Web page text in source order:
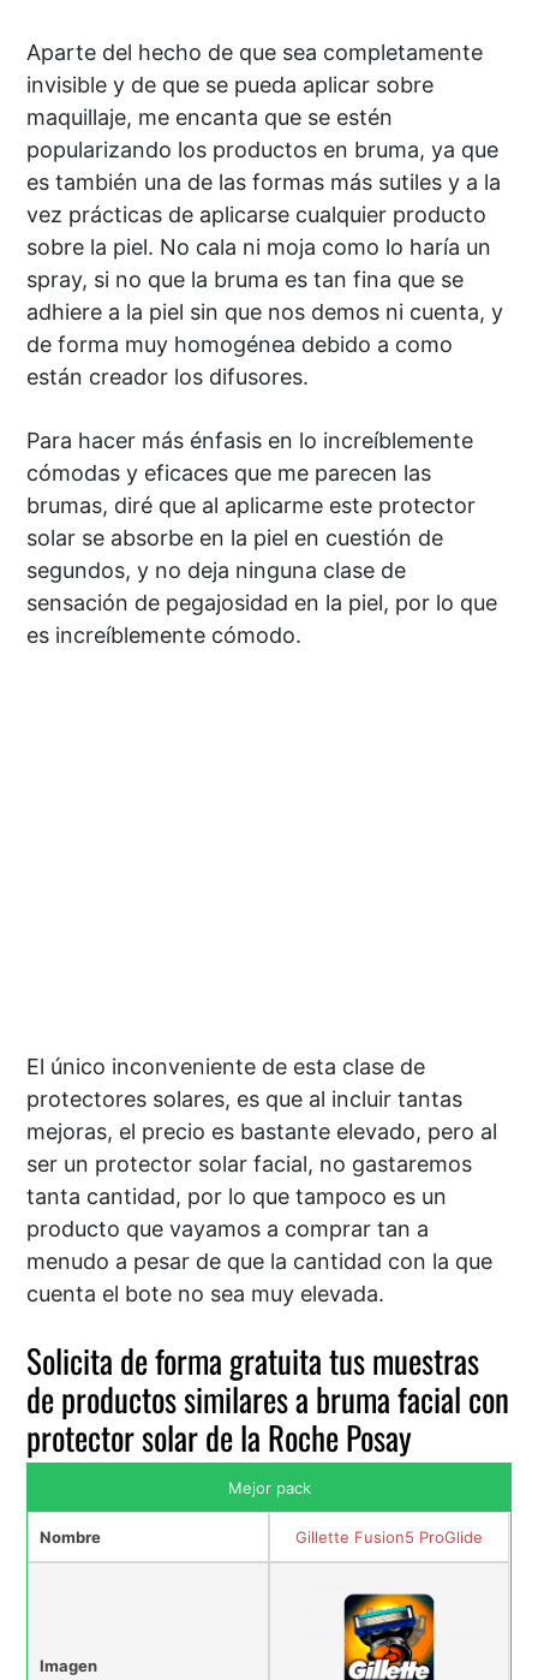
Aparte del hecho de que sea completamente
invisible y de que se pueda aplicar sobre
maquillaje, me encanta que se estén
popularizando los productos en bruma, ya que
es también una de las formas más sutiles y a la
vez prácticas de aplicarse cualquier producto
sobre la piel. No cala ni moja como lo haría un
spray, si no que la bruma es tan fina que se
adhiere a la piel sin que nos demos ni cuenta, y
de forma muy homogénea debido a como
están creador los difusores.
Para hacer más énfasis en lo increíblemente
cómodas y eficaces que me parecen las
brumas, diré que al aplicarme este protector
solar se absorbe en la piel en cuestión de
segundos, y no deja ninguna clase de
sensación de pegajosidad en la piel, por lo que
es increíblemente cómodo.
El único inconveniente de esta clase de
protectores solares, es que al incluir tantas
mejoras, el precio es bastante elevado, pero al
ser un protector solar facial, no gastaremos
tanta cantidad, por lo que tampoco es un
producto que vayamos a comprar tan a
menudo a pesar de que la cantidad con la que
cuenta el bote no sea muy elevada.
Solicita de forma gratuita tus muestras
de productos similares a bruma facial con
protector solar de la Roche Posay
Mejor pack
Nombre Gillette Fusion5 ProGlide
Imagen